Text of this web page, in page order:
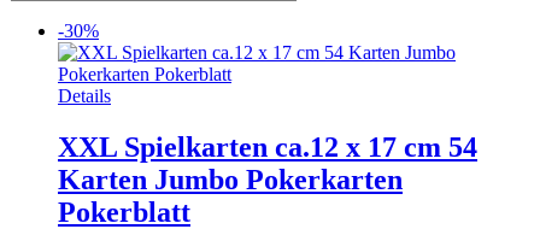
-30%
Details
XXL Spielkarten ca.12 x 17 cm 54
Karten Jumbo Pokerkarten
Pokerblatt